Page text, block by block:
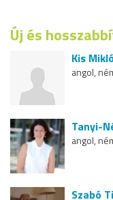
Új és
Kis
angol,
Tanyi-
angol,
Szabó